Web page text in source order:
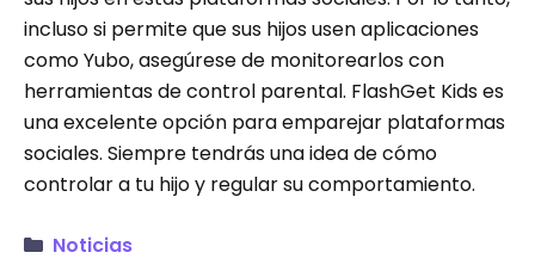
incluso si permite que sus hijos usen aplicaciones
como Yubo, asegúrese de monitorearlos con
herramientas de control parental. FlashGet Kids es
una excelente opción para emparejar plataformas
sociales. Siempre tendrás una idea de cómo
controlar a tu hijo y regular su comportamiento.
Noticias